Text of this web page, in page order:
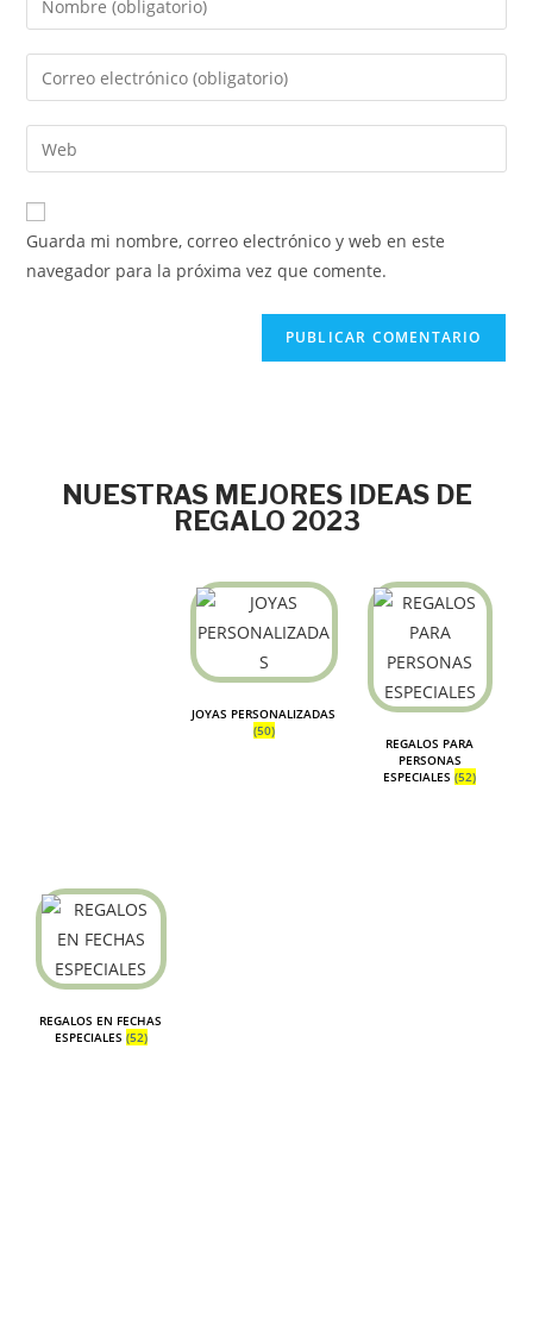
Guarda mi nombre, correo electrónico y web en este
navegador para la próxima vez que comente.
NUESTRAS MEJORES IDEAS DE
REGALO 2023
JOYAS PERSONALIZADAS
(50)
REGALOS PARA
PERSONAS
ESPECIALES(52)
REGALOS EN FECHAS
ESPECIALES (52)